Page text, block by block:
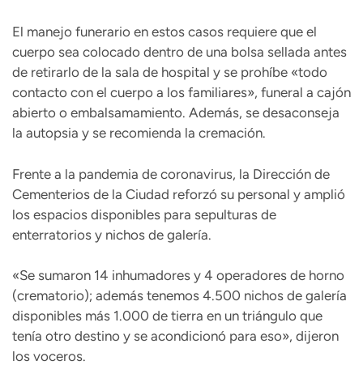
El manejo funerario en estos casos requiere que el
cuerpo sea colocado dentro de una bolsa sellada antes
de retirarlo de la sala de hospital y se prohíbe «todo
contacto con el cuerpo a los familiares», funeral a cajón
abierto o embalsamamiento. Además, se desaconseja
la autopsia y se recomienda la cremación.
Frente a la pandemia de coronavirus, la Dirección de
Cementerios de la Ciudad reforzó su personal y amplió
los espacios disponibles para sepulturas de
enterratorios y nichos de galería.
«Se sumaron 14 inhumadores y 4 operadores de horno
(crematorio); además tenemos 4.500 nichos de galería
disponibles más 1.000 de tierra en un triángulo que
tenía otro destino y se acondicionó para eso», dijeron
los voceros.